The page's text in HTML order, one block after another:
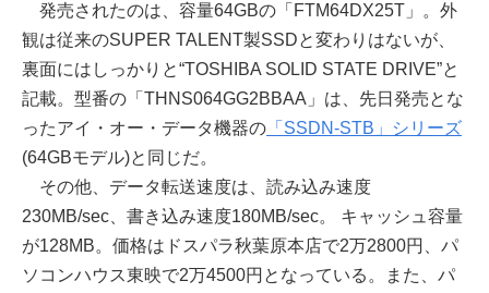
発売されたのは、容量64GBの「FTM64DX25T」。外
観は従来のSUPER TALENT製SSDと変わりはないが、
裏面にはしっかりと“TOSHIBA SOLID STATE DRIVE”と
記載。型番の「THNS064GG2BBAA」は、先日発売とな
ったアイ・オー・データ機器の 「SSDN-STB」シリーズ
(64GBモデル)と同じだ。
その他、データ転送速度は、読み込み速度
230MB/sec、書き込み速度180MB/sec。 キャッシュ容量
が128MB。価格はドスパラ秋葉原本店で2万2800円、パ
ソコンハウス東映で2万4500円となっている。また、パ